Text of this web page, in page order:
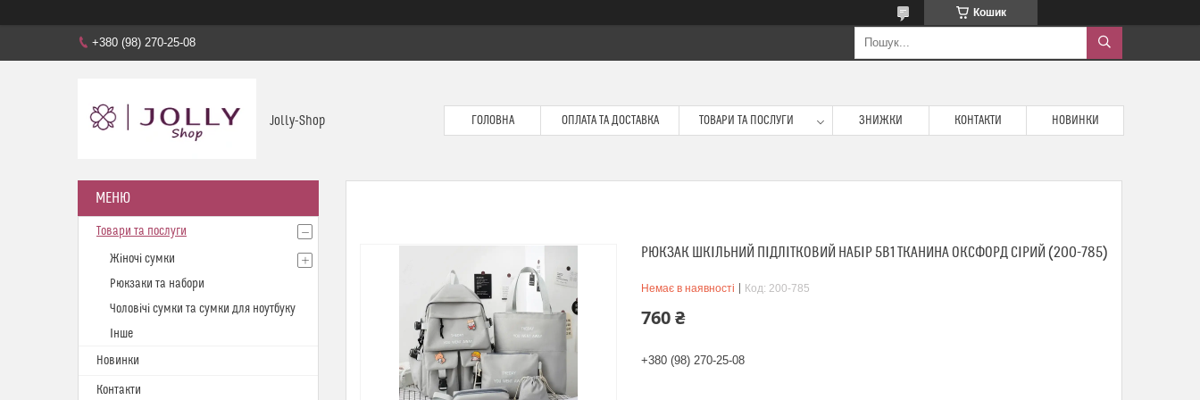
Кошик
+380 (98) 270-25-08
Jolly-Shop ГОЛОВНА ОПЛАТА ТА ДОСТАВКА ТОВАРИ ТА ПОСЛУГИ ЗНИЖКИ КОНТАКТИ НОВИНКИ
РЮКЗАК ШКІЛЬНИЙ ПІДЛІТКОВИЙ НАБІР 5В1 ТКАНИНА ОКСФОРД СІРИЙ (200-785)
Немає в наявності Код: 200-785
760 ₴
+380 (98) 270-25-08
Товари та послуги
Жіночі сумки
Рюкзаки та набори
Чоловічі сумки та сумки для ноутбуку
Інше
Новинки
Контакти